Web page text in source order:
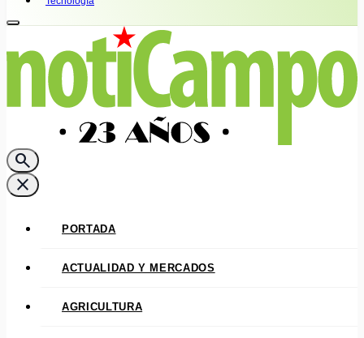
search
close
PORTADA
ACTUALIDAD Y MERCADOS
AGRICULTURA